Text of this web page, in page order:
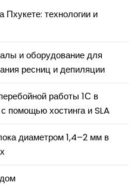
технологии и
и оборудование для
ресниц и депиляции
работы 1С в
помощью хостинга и SLA
диаметром 1,4–2 мм в